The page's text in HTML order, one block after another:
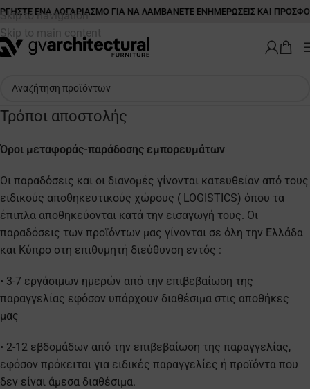
Skip to navigation
Skip to main content
ΕΝΑ ΛΟΓΑΡΙΑΣΜΟ ΓΙΑ ΝΑ ΛΑΜΒΑΝΕΤΕ ΕΝΗΜΕΡΩΣΕΙΣ ΚΑΙ
Τρόποι αποστολής
Όροι μεταφοράς-παράδοσης εμπορευμάτων
Οι παραδόσεις και οι διανομές γίνονται κατευθείαν από τους
ειδικούς αποθηκευτικούς χώρους ( LOGISTICS) όπου τα
έπιπλα αποθηκεύονται κατά την εισαγωγή τους. Οι
παραδόσεις των προϊόντων μας γίνονται σε όλη την Ελλάδα
και Κύπρο στη επιθυμητή διεύθυνση εντός :
• 3-7 εργάσιμων ημερών από την επιβεβαίωση της
παραγγελίας εφόσον υπάρχουν διαθέσιμα στις αποθήκες
μας
• 2-12 εβδομάδων από την επιβεβαίωση της παραγγελίας,
εφόσον πρόκειται για ειδικές παραγγελίες ή προϊόντα που
δεν είναι άμεσα διαθέσιμα.